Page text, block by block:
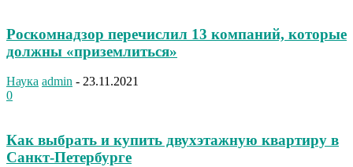
Роскомнадзор перечислил 13 компаний, которые
должны «приземлиться»
Наука admin - 23.11.2021
0
Как выбрать и купить двухэтажную квартиру в
Санкт-Петербурге